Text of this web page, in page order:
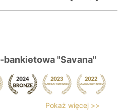
bankietowa "Savana"
Pokaż więcej >>